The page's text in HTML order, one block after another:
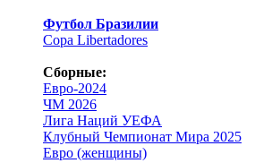
Футбол Бразилии
Copa Libertadores
Сборные:
Евро-2024
ЧМ 2026
Лига Наций УЕФА
Клубный Чемпионат Мира 2025
Евро (женщины)